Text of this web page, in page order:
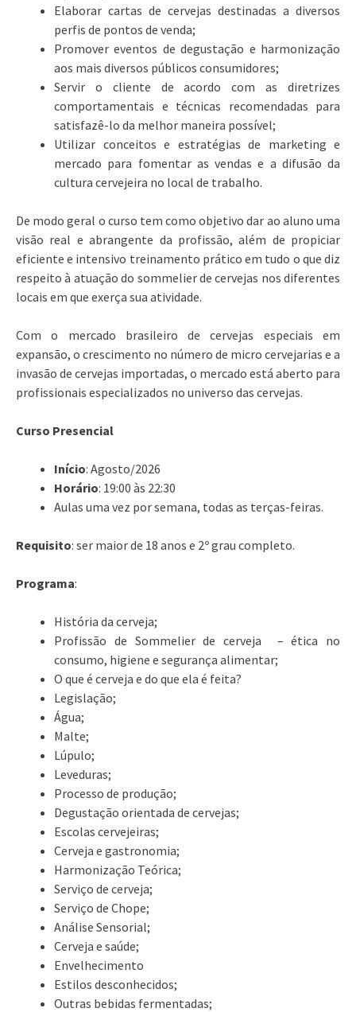
Elaborar cartas de cervejas destinadas a diversos
perfis de pontos de venda;
Promover eventos de degustação e harmonização
aos mais diversos públicos consumidores;
Servir o cliente de acordo com as diretrizes
comportamentais e técnicas recomendadas para
satisfazê-lo da melhor maneira possível;
Utilizar conceitos e estratégias de marketing e
mercado para fomentar as vendas e a difusão da
cultura cervejeira no local de trabalho.
De modo geral o curso tem como objetivo dar ao aluno uma
visão real e abrangente da profissão, além de propiciar
eficiente e intensivo treinamento prático em tudo o que diz
respeito à atuação do sommelier de cervejas nos diferentes
locais em que exerça sua atividade.
Com o mercado brasileiro de cervejas especiais em
expansão, o crescimento no número de micro cervejarias e a
invasão de cervejas importadas, o mercado está aberto para
profissionais especializados no universo das cervejas.
Curso Presencial
Início: Agosto/2026
Horário: 19:00 às 22:30
Aulas uma vez por semana, todas as terças-feiras.
Requisito: ser maior de 18 anos e 2º grau completo.
Programa:
História da cerveja;
Profissão de Sommelier de cerveja – ética no
consumo, higiene e segurança alimentar;
O que é cerveja e do que ela é feita?
Legislação;
Água;
Malte;
Lúpulo;
Leveduras;
Processo de produção;
Degustação orientada de cervejas;
Escolas cervejeiras;
Cerveja e gastronomia;
Harmonização Teórica;
Serviço de cerveja;
Serviço de Chope;
Análise Sensorial;
Cerveja e saúde;
Envelhecimento
Estilos desconhecidos;
Outras bebidas fermentadas;